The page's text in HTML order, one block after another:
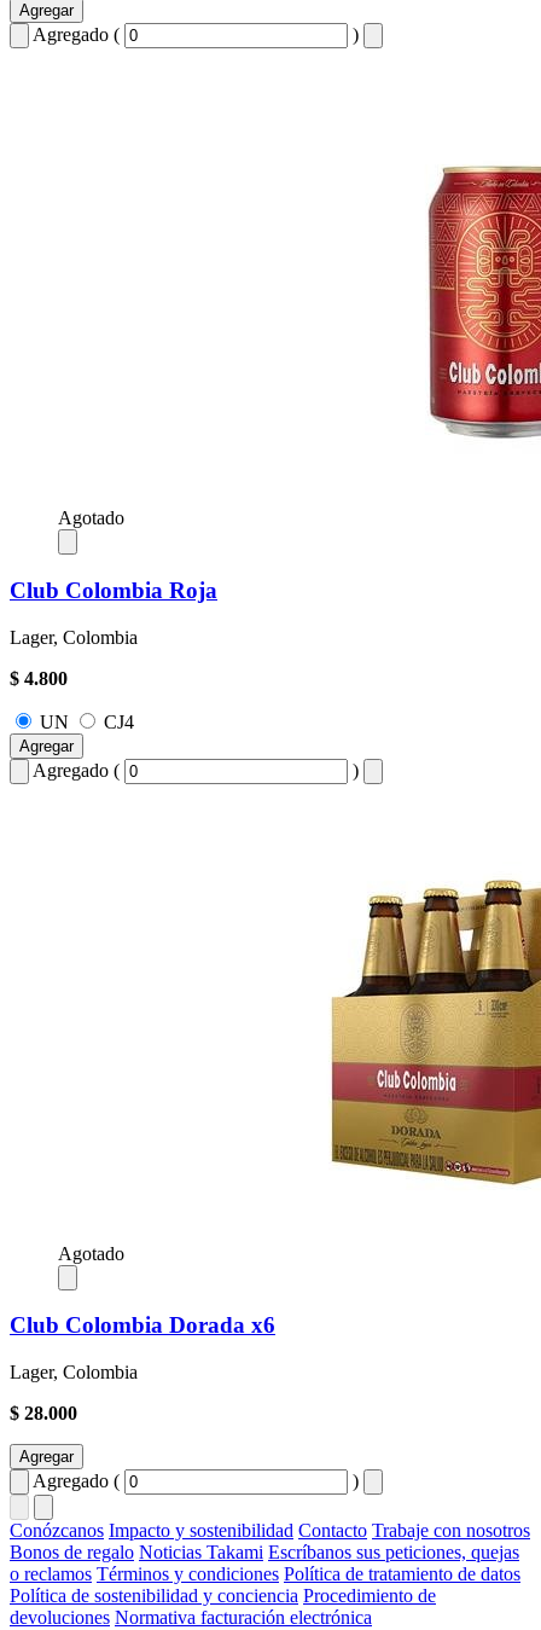
Agregar
Agregado ( )
Agotado
Club Colombia Roja
Lager, Colombia
$ 4.800
UN CJ4
Agregar
Agregado ( )
Agotado
Club Colombia Dorada x6
Lager, Colombia
$ 28.000
Agregar
Agregado ( )
Conózcanos Impacto y sostenibilidad Contacto Trabaje con nosotros
Bonos de regalo Noticias Takami Escríbanos sus peticiones, quejas
o reclamos Términos y condiciones Política de tratamiento de datos
Política de sostenibilidad y conciencia Procedimiento de
devoluciones Normativa facturación electrónica